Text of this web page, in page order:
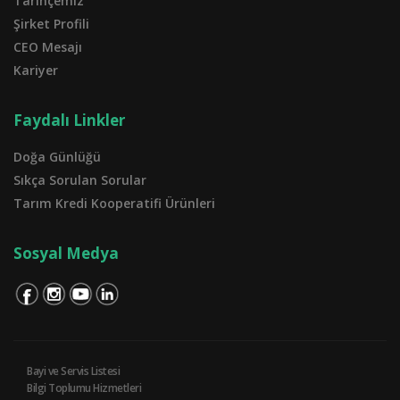
Şirket Profili
CEO Mesajı
Kariyer
Faydalı Linkler
Doğa Günlüğü
Sıkça Sorulan Sorular
Tarım Kredi Kooperatifi Ürünleri
Sosyal Medya
Bayi ve Servis Listesi
Bilgi Toplumu Hizmetleri